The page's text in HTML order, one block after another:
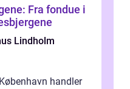
Fra fondue i
Lindholm
handler